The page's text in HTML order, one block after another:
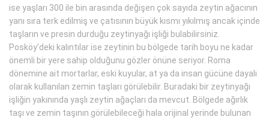
ise yaşları 300 ile bin arasında değişen çok sayıda zeytin ağacının
yanı sıra terk edilmiş ve çatısının büyük kısmı yıkılmış ancak içinde
taşların ve presin durduğu zeytinyağı işliği bulabilirsiniz.
Posköy’deki kalıntılar ise zeytinin bu bölgede tarih boyu ne kadar
önemli bir yere sahip olduğunu gözler önüne seriyor. Roma
dönemine ait mortarlar, eski kuyular, at ya da insan gücüne dayalı
olarak kullanılan zemin taşları görülebilir. Buradaki bir zeytinyağı
işliğin yakınında yaşlı zeytin ağaçları da mevcut. Bölgede ağırlık
taşı ve zemin taşının görülebileceği hala orijinal yerinde bulunan